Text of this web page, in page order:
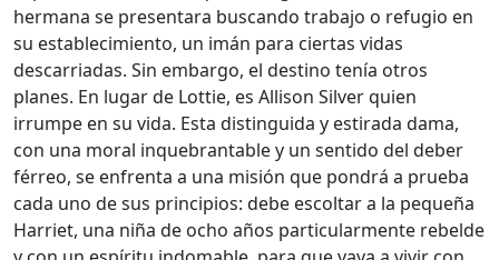
hermana se presentara buscando trabajo o refugio en
su establecimiento, un imán para ciertas vidas
descarriadas. Sin embargo, el destino tenía otros
planes. En lugar de Lottie, es Allison Silver quien
irrumpe en su vida. Esta distinguida y estirada dama,
con una moral inquebrantable y un sentido del deber
férreo, se enfrenta a una misión que pondrá a prueba
cada uno de sus principios: debe escoltar a la pequeña
Harriet, una niña de ocho años particularmente rebelde